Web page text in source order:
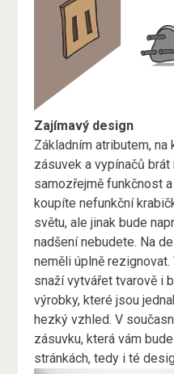
Zajímavý design
Základním atributem,
zásuvek a vypínačů
samozřejmě funkčnost
koupíte nefunkční
světu, ale jinak bude
nadšení nebudete. Na
neměli úplně
snaží vytvářet tvarově i
výrobky, které jsou
hezký vzhled. V
zásuvku, která vám
stránkách, tedy i té